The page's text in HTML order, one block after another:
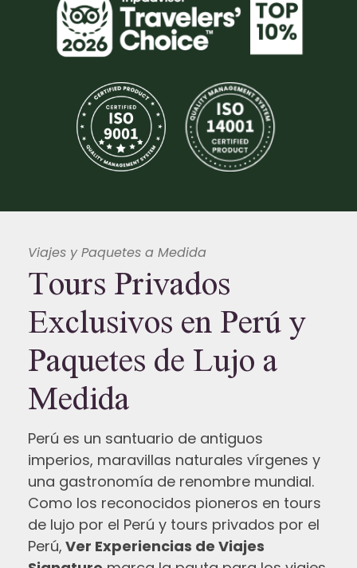
Viajes y Paquetes a Medida
Tours Privados
Exclusivos en Perú y
Paquetes de Lujo a
Medida
Perú es un santuario de antiguos
imperios, maravillas naturales vírgenes y
una gastronomía de renombre mundial.
Como los reconocidos pioneros en tours
de lujo por el Perú y tours privados por el
Perú, Ver Experiencias de Viajes